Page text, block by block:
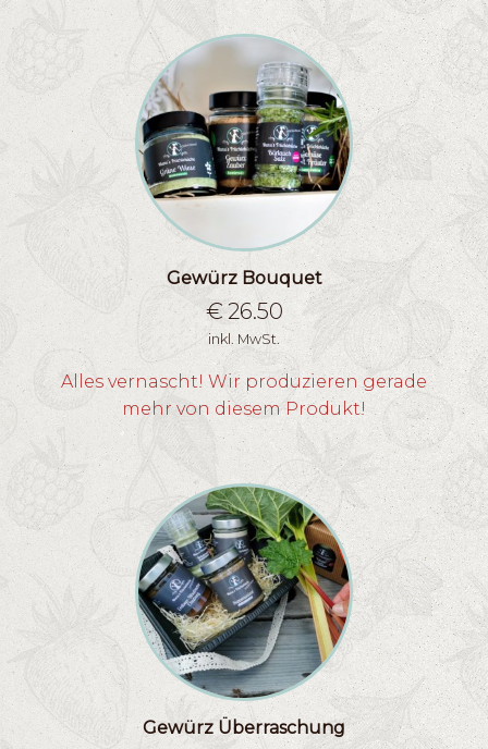
Gewürz Bouquet
€ 26.50
inkl. MwSt.
Alles vernascht! Wir produzieren gerade
mehr von diesem Produkt!
Gewürz Überraschung